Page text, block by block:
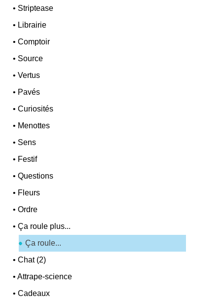
• Striptease
• Librairie
•Comptoir
• Source
•Vertus
• Pavés
•Curiosités
• Menottes
• Sens
• Festif
•Questions
• Fleurs
•Ordre
•Ça roule plus...
Ça roule...
•Chat (2)
•Attrape-science
•Cadeaux